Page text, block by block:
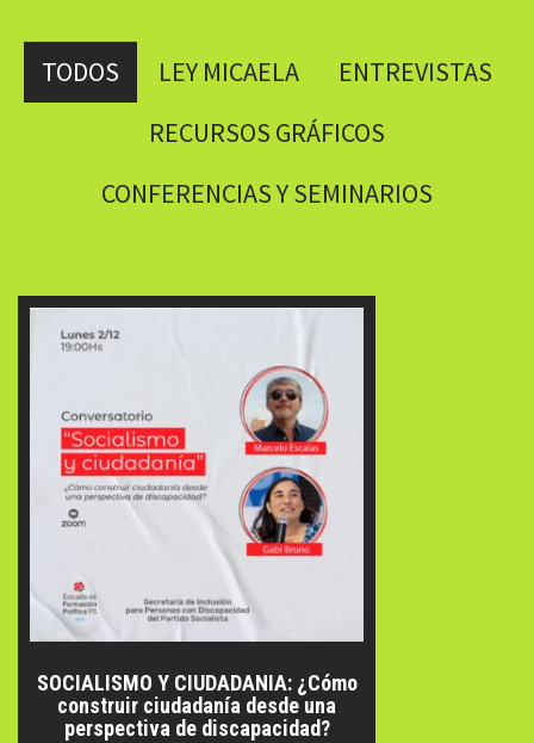
TODOS LEY MICAELA
ENTREVISTAS
RECURSOS GRÁFICOS
CONFERENCIAS Y SEMINARIOS
SOCIALISMO Y CIUDADANIA: ¿Cómo
construir ciudadanía desde una
perspectiva de discapacidad?